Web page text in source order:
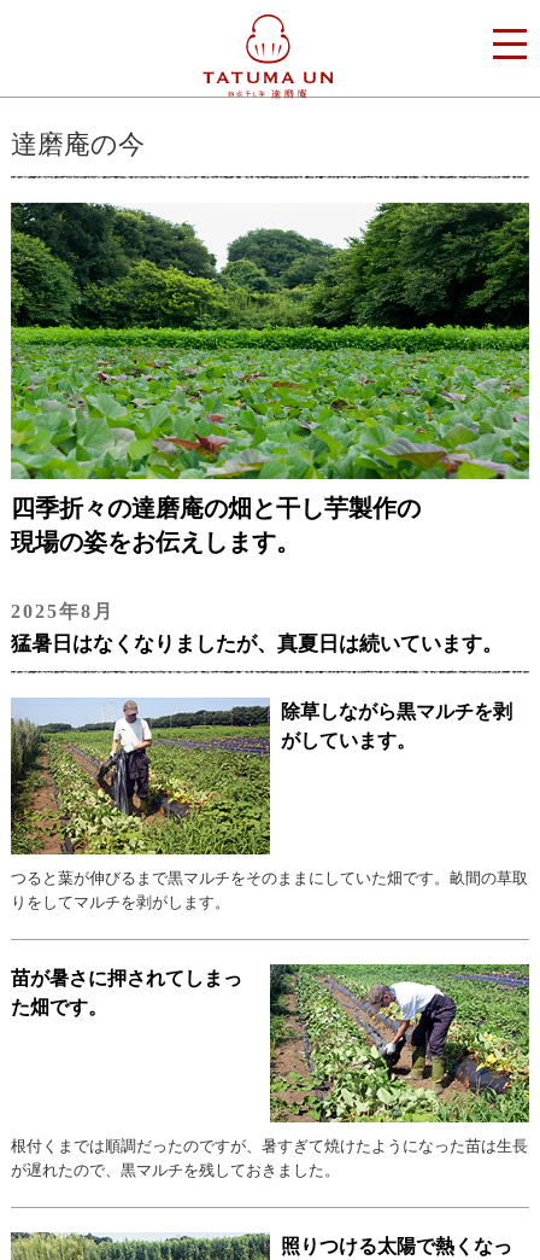
達磨庵の今
四季折々の達磨庵の畑と干し芋製作の
現場の姿をお伝えします。
2025年8月
猛暑日はなくなりましたが、真夏日は続いています。
除草しながら黒マルチを剥
がしています。
つると葉が伸びるまで黒マルチをそのままにしていた畑です。畝間の草取
りをしてマルチを剥がします。
苗が暑さに押されてしまっ
た畑です。
根付くまでは順調だったのですが、暑すぎて焼けたようになった苗は生長
が遅れたので、黒マルチを残しておきました。
照りつける太陽で熱くなっ